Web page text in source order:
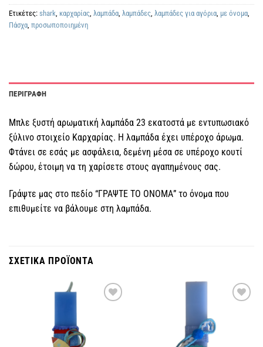
Ετικέτες: shark καρχαρίας λαμπάδα λαμπάδες λαμπάδες για αγόρια με όνομα
Πάσχα προσωποποιημένη
ΠΕΡΙΓΡΑΦΗ
Μπλε ξυστή αρωματική λαμπάδα 23 εκατοστά με εντυπωσιακό
ξύλινο στοιχείο Καρχαρίας. Η λαμπάδα έχει υπέροχο άρωμα.
Φτάνει σε εσάς με ασφάλεια, δεμένη μέσα σε υπέροχο κουτί
δώρου, έτοιμη να τη χαρίσετε στους αγαπημένους σας.
Γράψτε μας στο πεδίο “ΓΡΑΨΤΕ ΤΟ ΟΝΟΜΑ” το όνομα που
επιθυμείτε να βάλουμε στη λαμπάδα.
ΣΧΕΤΙΚΑ ΠΡΟΪΟΝΤΑ